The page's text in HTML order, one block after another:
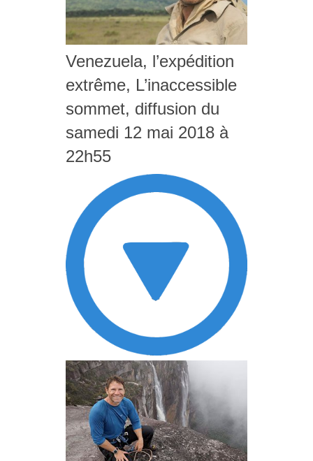
Venezuela, l’expédition
extrême, L’inaccessible
sommet, diffusion du
samedi 12 mai 2018 à
22h55